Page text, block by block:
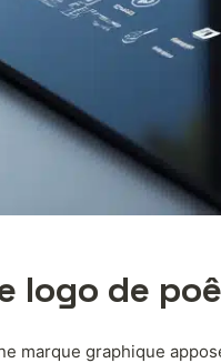
logo de
marque graphique